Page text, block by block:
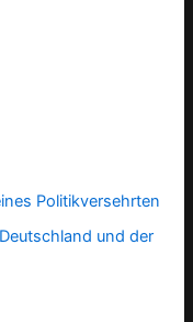
Politikversehrten
und der